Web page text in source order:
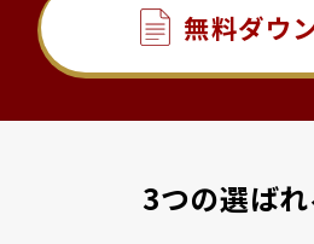
無料ダウ
3つの選ば